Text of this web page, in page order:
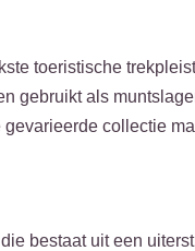
toeristische
gebruikt als
collectie
bestaat uit een